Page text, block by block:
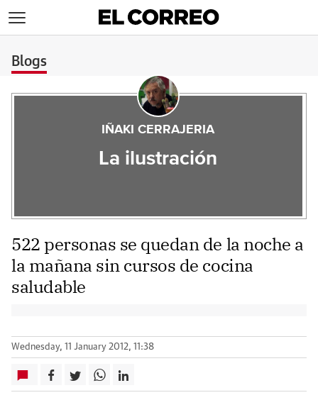
Blogs
IÑAKI CERRAJERIA
La ilustración
522 personas se quedan de la noche a
la mañana sin cursos de cocina
saludable
Wednesday, 11 January 2012, 11:38